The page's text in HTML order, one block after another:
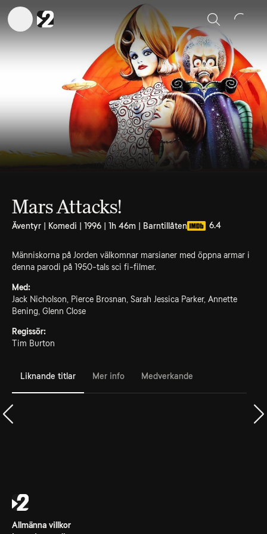
Sök
Mars Attacks!
Äventyr | Komedi | 1996 | 1h 46m | Barntillåten 6.4
Människorna på Jorden välkomnar marsianer med öppna armar i
denna parodi på 1950-tals sci fi-filmer.
Med:
Jack Nicholson, Pierce Brosnan, Sarah Jessica Parker, Annette
Bening, Glenn Close
Regissör:
Tim Burton
Liknande titlar Mer info Medverkande
Allmänna villkor